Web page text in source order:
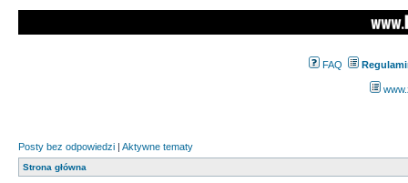
FAQ
Posty bez odpowiedzi | Aktywne tematy
Strona główna